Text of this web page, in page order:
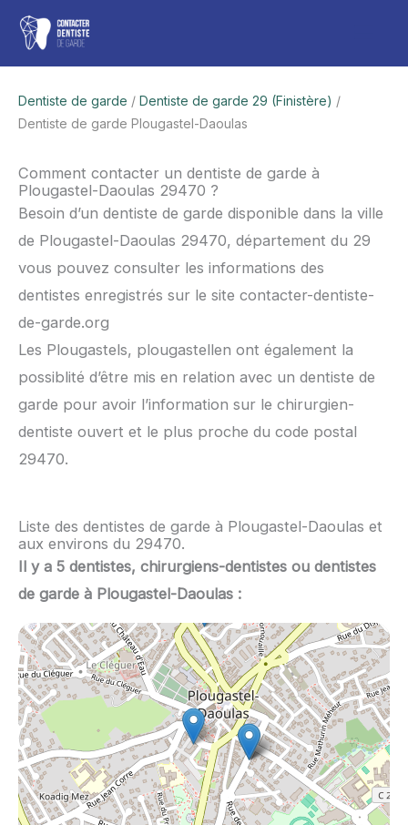
Aller
contenu
Dentiste de garde / Dentiste de garde 29 (Finistère) /
Dentiste de garde Plougastel-Daoulas
Comment contacter un dentiste de garde à
Plougastel-Daoulas 29470 ?
Besoin d’un dentiste de garde disponible dans la ville
de Plougastel-Daoulas 29470, département du 29
vous pouvez consulter les informations des
dentistes enregistrés sur le site contacter-dentiste-
de-garde.org
Les Plougastels, plougastellen ont également la
possiblité d’être mis en relation avec un dentiste de
garde pour avoir l’information sur le chirurgien-
dentiste ouvert et le plus proche du code postal
29470.
Liste des dentistes de garde à Plougastel-Daoulas et
aux environs du 29470.
Il y a 5 dentistes, chirurgiens-dentistes ou dentistes
de garde à Plougastel-Daoulas :